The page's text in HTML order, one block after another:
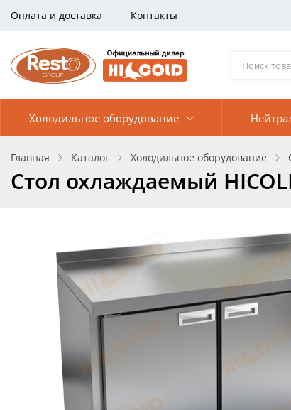
Оплата и доставка Контакты
Холодильное оборудование
Главная Каталог Холодильное оборудование
Стол охлаждаемый